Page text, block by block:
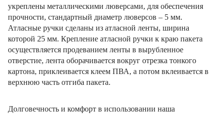
укреплены металлическими люверсами, для обеспечения
прочности, стандартный диаметр люверсов – 5 мм.
Атласные ручки сделаны из атласной ленты, ширина
которой 25 мм. Крепление атласной ручки к краю пакета
осуществляется продеванием ленты в вырубленное
отверстие, лента оборачивается вокруг отрезка тонкого
картона, приклеивается клеем ПВА, а потом вклеивается в
верхнюю часть отгиба пакета.
Долговечность и комфорт в использовании наша